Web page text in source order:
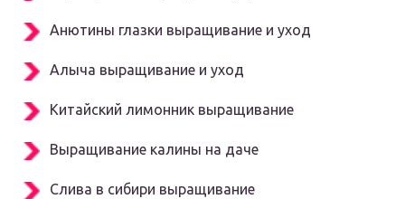
Анютины глазки выращивание и уход
Алыча выращивание и уход
Китайский лимонник выращивание
Выращивание калины на даче
Слива в сибири выращивание